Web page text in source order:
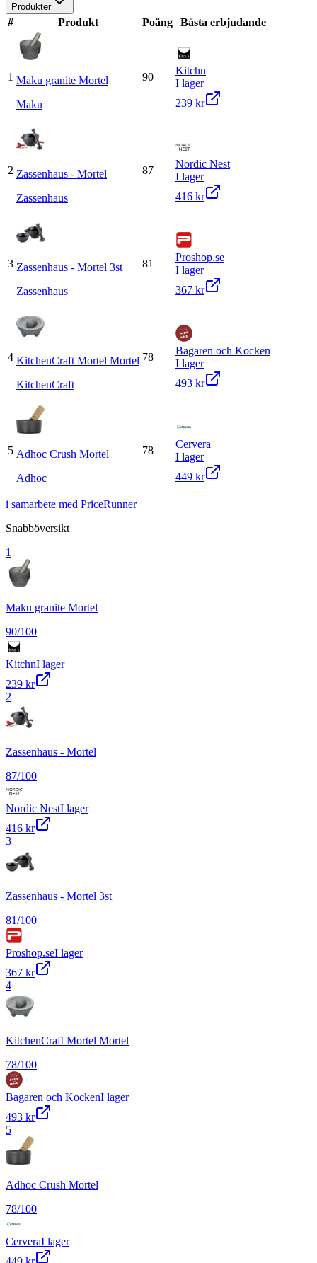
Produkter
# Produkt Poäng Bästa erbjudande
1 Maku granite Mortel
Maku
90
Kitchn
I lager
239 kr
2 Zassenhaus - Mortel
Zassenhaus
87
Nordic Nest
I lager
416 kr
3 Zassenhaus - Mortel 3st
Zassenhaus
81
Proshop.se
I lager
367 kr
4 KitchenCraft Mortel Mortel
KitchenCraft
78
Bagaren och Kocken
I lager
493 kr
5 Adhoc Crush Mortel
Adhoc
78
Cervera
I lager
449 kr
i samarbete med PriceRunner
Snabböversikt
1
Maku granite Mortel
90/100
KitchnI lager
239 kr
2
Zassenhaus - Mortel
87/100
Nordic NestI lager
416 kr
3
Zassenhaus - Mortel 3st
81/100
Proshop.seI lager
367 kr
4
KitchenCraft Mortel Mortel
78/100
Bagaren och KockenI lager
493 kr
5
Adhoc Crush Mortel
78/100
CerveraI lager